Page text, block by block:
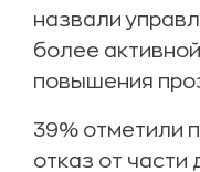
назвали
более
повышения
39% отметили
отказ от